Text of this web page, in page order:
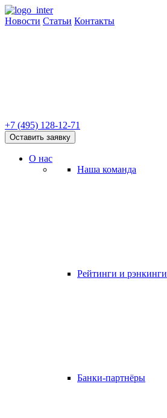
Новости Статьи Контакты
+7 (495) 128-12-71
Оставить заявку
О нас
Наша команда
Рейтинги и рэнкинги
Банки-партнёры